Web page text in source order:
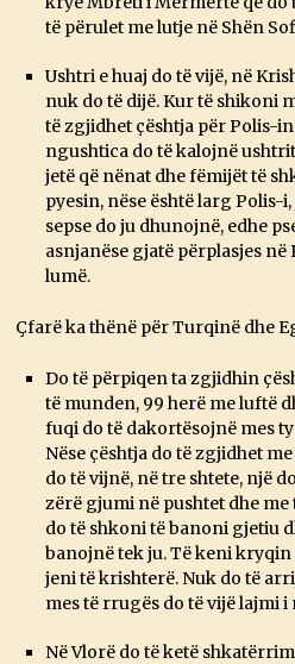
të përulet me lutje në Shën
Ushtri e huaj do të vijë, në
nuk do të dijë. Kur të shikoni
të zgjidhet çështja për Polis-in
ngushtica do të kalojnë
jetë që nënat dhe fëmijët të
pyesin, nëse është larg Polis-
sepse do ju dhunojnë, edhe
asnjanëse gjatë përplasjes
lumë.
Çfarë ka thënë për Turqinë dhe
Do të përpiqen ta zgjidhin
të munden, 99 herë me luftë
fuqi do të dakortësojnë mes
Nëse çështja do të zgjidhet
do të vijnë, në tre shtete, një
zërë gjumi në pushtet dhe me
do të shkoni të banoni gjetiu
banojnë tek ju. Të keni kryqin
jeni të krishterë. Nuk do të
mes të rrugës do të vijë lajmi i
Në Vlorë do të ketë